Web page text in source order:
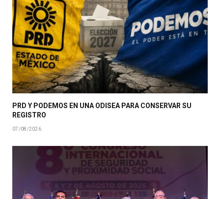
PRD Y PODEMOS EN UNA ODISEA PARA CONSERVAR SU
REGISTRO
07/08/2026